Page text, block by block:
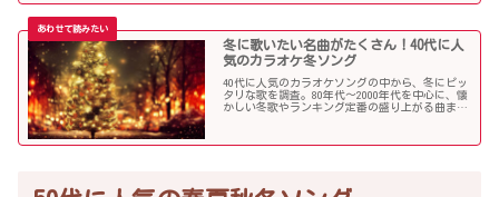
冬に歌いたい名曲がたくさん！40代に人
気のカラオケ冬ソング
40代に人気のカラオケソングの中から、冬にピッ
タリな歌を調査。80年代〜2000年代を中心に、懐
かしい冬歌やランキング定番の盛り上がる曲まで